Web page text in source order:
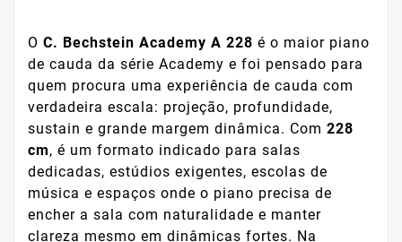
O C. Bechstein Academy A 228 é o maior piano
de cauda da série Academy e foi pensado para
quem procura uma experiência de cauda com
verdadeira escala: projeção, profundidade,
sustain e grande margem dinâmica. Com 228
cm, é um formato indicado para salas
dedicadas, estúdios exigentes, escolas de
música e espaços onde o piano precisa de
encher a sala com naturalidade e manter
clareza mesmo em dinâmicas fortes. Na